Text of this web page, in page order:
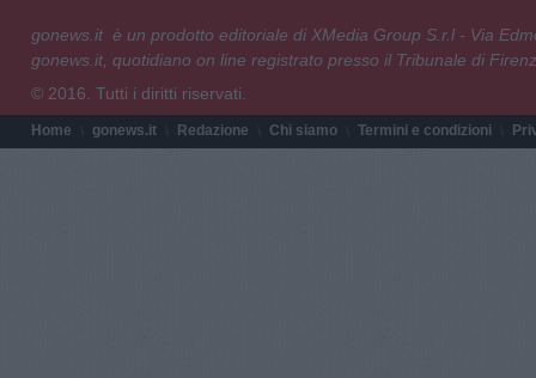
gonews.it è un prodotto editoriale di XMedia Group S.r.l - Via
gonews.it, quotidiano on line registrato presso il Tribunale di
© 2016. Tutti i diritti riservati.
Home gonews.it Redazione Chi siamo Termini e condizioni